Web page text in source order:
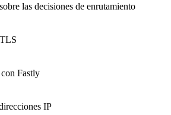
las decisiones de enrutamiento
Fastly
IP